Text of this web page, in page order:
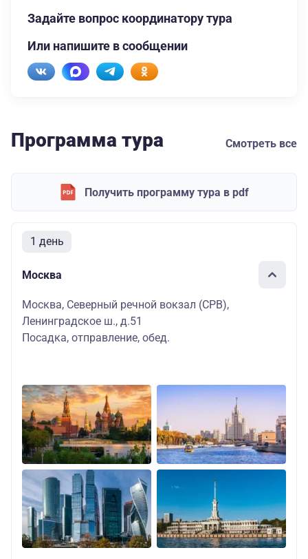
Задайте вопрос координатору тура
Или напишите в сообщении
Программа тура Смотреть все
Получить программу тура в pdf
1 день
Москва
Москва, Северный речной вокзал (СРВ),
Ленинградское ш., д.51
Посадка, отправление, обед.